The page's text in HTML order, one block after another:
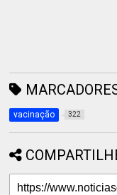
vacinação 322